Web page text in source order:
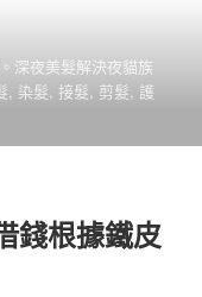
深夜美髮解決夜貓族
, 染髮, 接髮, 剪髮, 護
錢根據鐵皮